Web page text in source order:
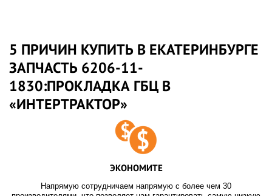
5 ПРИЧИН КУПИТЬ В ЕКАТЕРИНБУРГЕ
ЗАПЧАСТЬ 6206-11-
1830:ПРОКЛАДКА ГБЦ В
«ИНТЕРТРАКТОР»
ЭКОНОМИТЕ
Напрямую сотрудничаем напрямую с более чем 30